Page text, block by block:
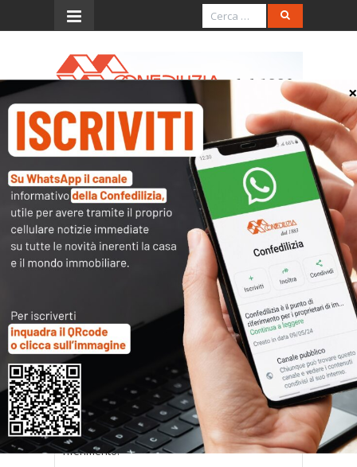
Menu
TGCOM 24 – 12.10.2025 –
Dentro i fatti – Ore 10.15
L’accesso al contenuto
completo è riservato ai
soli utenti abilitati.
Tutti i documenti presenti nelle Banche dati
sonoa disposizione dei socima per poterli
consultare occorre
inserire i dati di accesso
nel modulo a destra della pagina
Se non possiedi nome utente e password
oppure li hai
smarriti richiedili alla tua
Associazione territoriale Confediliziadi
riferimento.